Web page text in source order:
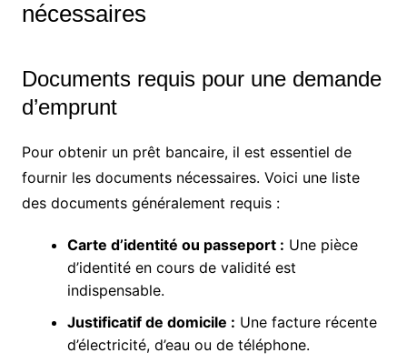
nécessaires
Documents requis pour une demande
d’emprunt
Pour obtenir un prêt bancaire, il est essentiel de
fournir les documents nécessaires. Voici une liste
des documents généralement requis :
Carte d’identité ou passeport : Une pièce
d’identité en cours de validité est
indispensable.
Justificatif de domicile : Une facture récente
d’électricité, d’eau ou de téléphone.